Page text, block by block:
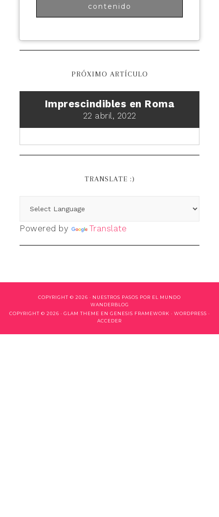
contenido
PRÓXIMO ARTÍCULO
Imprescindibles en Roma
22 abril, 2022
TRANSLATE :)
Powered by Translate
COPYRIGHT © 2026 · NUESTROS PASOS POR EL MUNDO
WANDERBLOG
COPYRIGHT © 2026 · GLAM THEME EN GENESIS FRAMEWORK · WORDPRESS ·
ACCEDER